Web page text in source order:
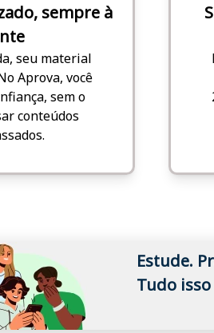
sempre à
seu material
Aprova, você
sem o
conteúdos
Estude.
Tudo